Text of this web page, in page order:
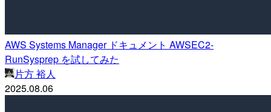
AWS Systems Manager ドキュメント AWSEC2-
RunSysprep を試してみた
片方 裕人
2025.08.06